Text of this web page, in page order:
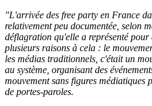
"L'arrivée des free party en France
relativement peu documentée, selon
déflagration qu'elle a représenté
plusieurs raisons à cela : le
les médias traditionnels, c'était un
au système, organisant des
mouvement sans figures médiatiques
de portes-paroles.